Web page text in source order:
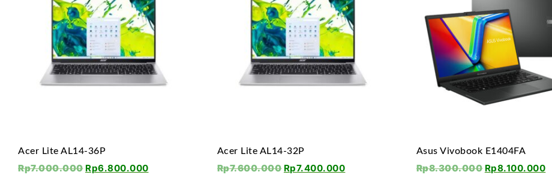
Acer Lite AL14-36P
Rp7.000.000 Rp6.800.000
Acer Lite AL14-32P
Rp7.600.000 Rp7.400.000
Asus Vivobook E1404FA
Rp8.300.000 Rp8.100.000